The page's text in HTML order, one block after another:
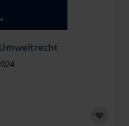
richtet sich nach der